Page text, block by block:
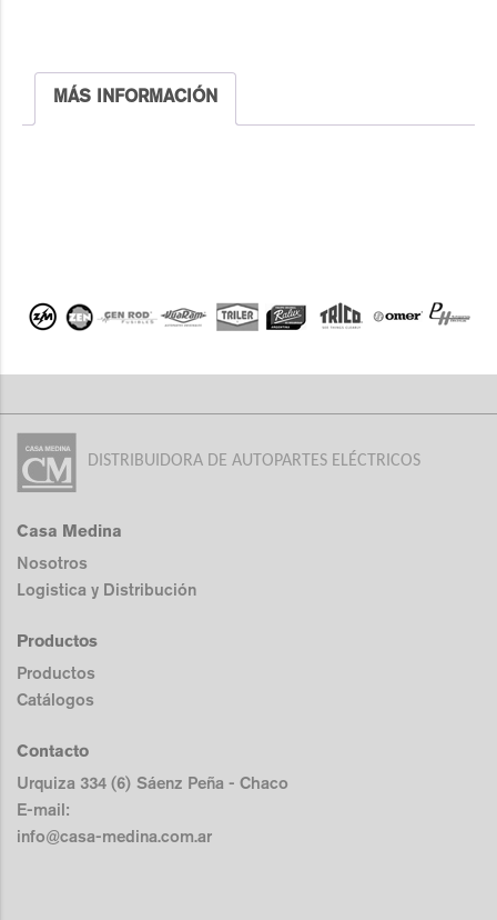
MÁS INFORMACIÓN
DISTRIBUIDORA DE AUTOPARTES ELÉCTRICOS
Casa Medina
Nosotros
Logistica y Distribución
Productos
Productos
Catálogos
Contacto
Urquiza 334 (6) Sáenz Peña - Chaco
E-mail:
info@casa-medina.com.ar